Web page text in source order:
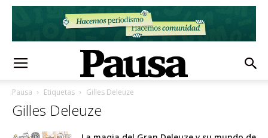
Pausa Etiquetas Gilles Deleuze
Gilles Deleuze